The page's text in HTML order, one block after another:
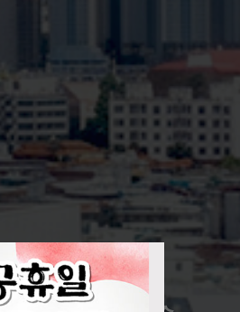
하고 끊임없이 노력하는 병원
경북지역 최초
의 새로운 표준을 제시